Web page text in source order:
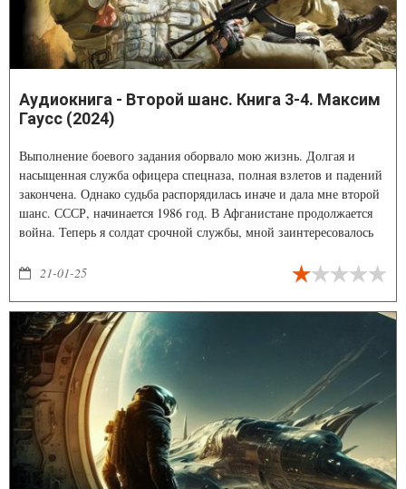
Аудиокнига - Второй шанс. Книга 3-4. Максим
Гаусс (2024)
Выполнение боевого задания оборвало мою жизнь. Долгая и
насыщенная служба офицера спецназа, полная взлетов и падений
закончена. Однако судьба распорядилась иначе и дала мне второй
шанс. СССР, начинается 1986 год. В Афганистане продолжается
война. Теперь я солдат срочной службы, мной заинтересовалось
учебном центре и встреча с коварным противником, который
21-01-25